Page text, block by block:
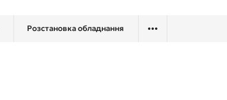
Розстановка обладнання